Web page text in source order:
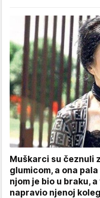
Muškarci su čeznuli
glumicom, a ona
njom je bio u braku,
napravio njenoj